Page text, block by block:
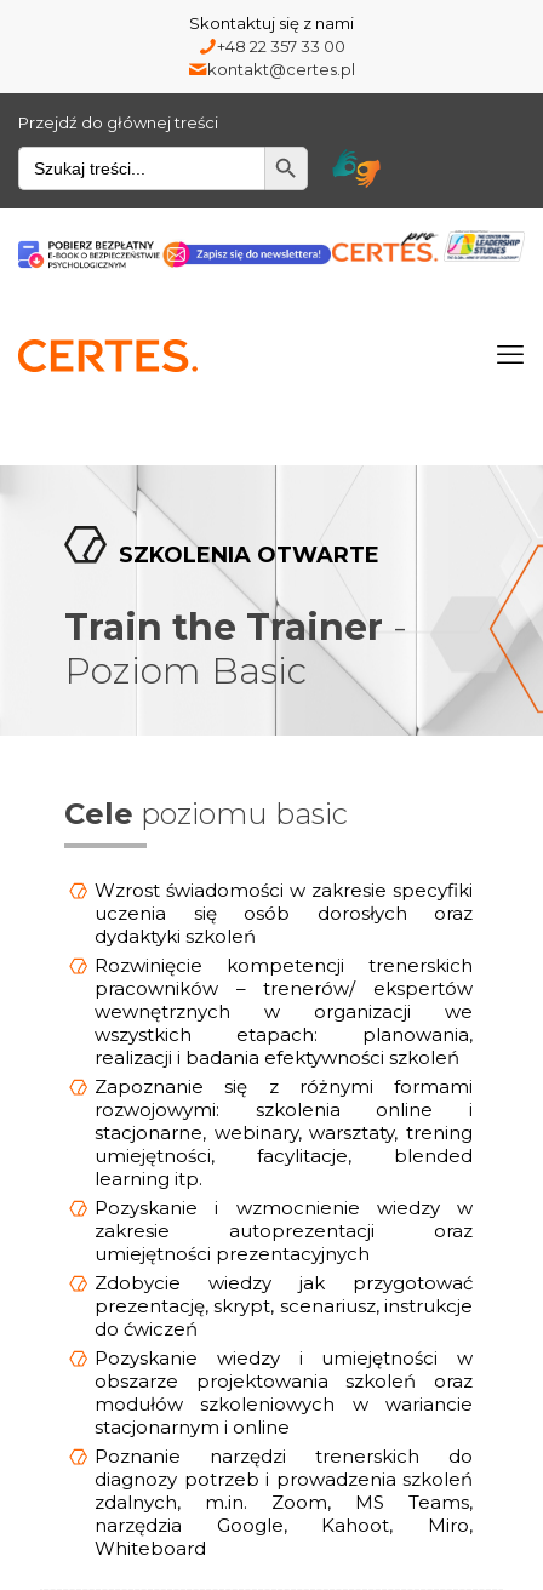
Skontaktuj się z nami
+48 22 357 33 00
kontakt@certes.pl
Przejdź do głównej treści
Wyszukiwarka
SZKOLENIA OTWARTE
Train the Trainer -
Poziom Basic
Cele poziomu basic
Wzrost świadomości w zakresie specyfiki
uczenia się osób dorosłych oraz
dydaktyki szkoleń
Rozwinięcie kompetencji trenerskich
pracowników – trenerów/ ekspertów
wewnętrznych w organizacji we
wszystkich etapach: planowania,
realizacji i badania efektywności szkoleń
Zapoznanie się z różnymi formami
rozwojowymi: szkolenia online i
stacjonarne, webinary, warsztaty, trening
umiejętności, facylitacje, blended
learning itp.
Pozyskanie i wzmocnienie wiedzy w
zakresie autoprezentacji oraz
umiejętności prezentacyjnych
Zdobycie wiedzy jak przygotować
prezentację, skrypt, scenariusz, instrukcje
do ćwiczeń
Pozyskanie wiedzy i umiejętności w
obszarze projektowania szkoleń oraz
modułów szkoleniowych w wariancie
stacjonarnym i online
Poznanie narzędzi trenerskich do
diagnozy potrzeb i prowadzenia szkoleń
zdalnych, m.in. Zoom, MS Teams,
narzędzia Google, Kahoot, Miro,
Whiteboard